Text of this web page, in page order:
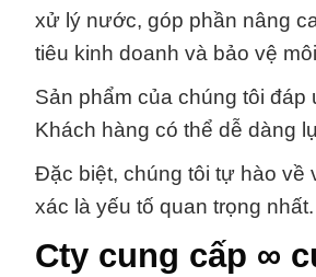
xử lý nước, góp phần nâng
tiêu kinh doanh và bảo vệ
Sản phẩm của chúng tôi
Khách hàng có thể dễ dàng
Đặc biệt, chúng tôi tự hào về
xác là yếu tố quan trọng
Cty cung cấp ∞